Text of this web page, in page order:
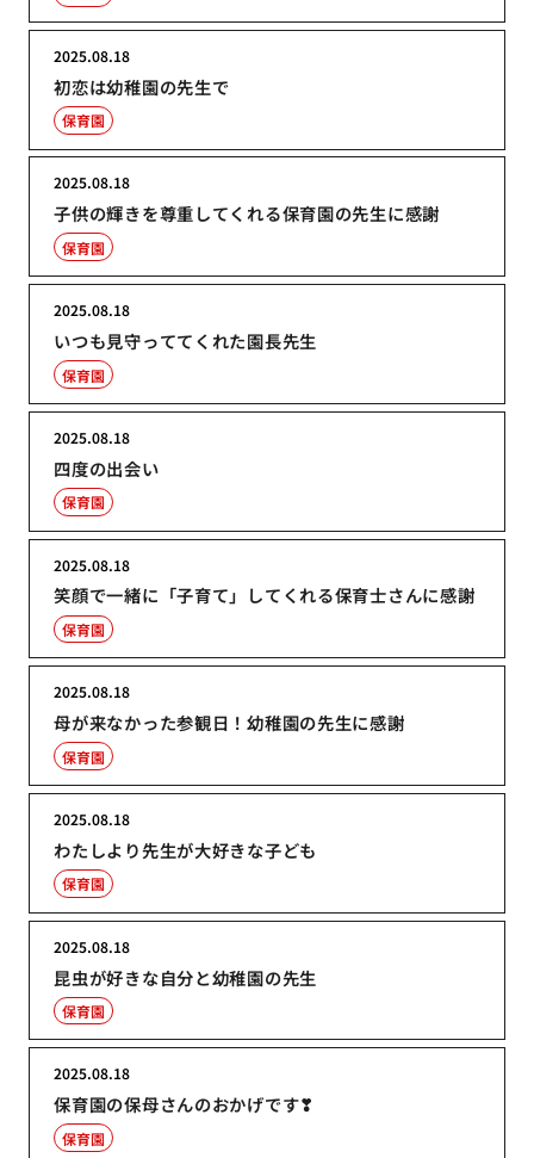
初恋は幼稚園の先生で
2025.08.18
保育園
子供の輝きを尊重してくれる保育園の先生に感謝
2025.08.18
保育園
いつも見守っててくれた園長先生
2025.08.18
保育園
四度の出会い
2025.08.18
保育園
笑顔で一緒に「子育て」してくれる保育士さんに感謝
2025.08.18
保育園
母が来なかった参観日！幼稚園の先生に感謝
2025.08.18
保育園
わたしより先生が大好きな子ども
2025.08.18
保育園
昆虫が好きな自分と幼稚園の先生
2025.08.18
保育園
保育園の保母さんのおかげです❣
2025.08.18
保育園